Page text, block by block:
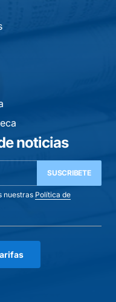
noticias
SUSCRIBETE
nuestras Política de